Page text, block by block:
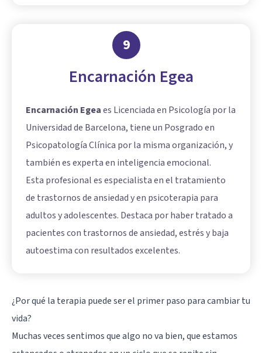
9
Encarnación Egea
Encarnación Egeaes Licenciada en Psicología por la
Universidad de Barcelona, tiene un Posgrado en
Psicopatología Clínica por la misma organización, y
también es experta en inteligencia emocional.
Esta profesional es especialista en el tratamiento
de trastornos de ansiedad y en psicoterapia para
adultos y adolescentes. Destaca por haber tratado a
pacientes con trastornos de ansiedad, estrés y baja
autoestima con resultados excelentes.
¿Por qué la terapia puede ser el primer paso para cambiar tu
vida?
Muchas veces sentimos que algo no va bien, que estamos